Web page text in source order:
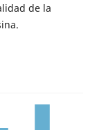
de la